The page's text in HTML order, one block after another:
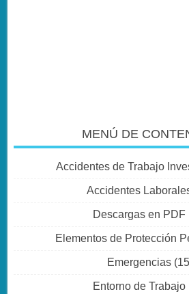
MENÚ DE
Accidentes de Trabajo
Accidentes
Descargas en PDF
Elementos de Protección
Emergencias
Entorno de Trabajo